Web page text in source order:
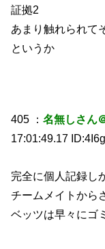
証拠2
あまり触れられて
というか
405 ：名無しさん
17:01:49.17
完全に個人記録し
チームメイトから
ベッツは早々にゴ